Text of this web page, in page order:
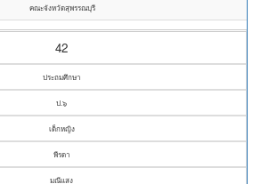
คณะจังหวัดสุพรรณบุรี
42
ประถมศึกษา
ป.๖
เด็กหญิง
พีรดา
มณีแสง